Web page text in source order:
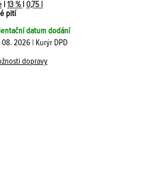
13 % 0,75 l
pití
datum dodání
08. 2026 | Kurýr DPD
dopravy